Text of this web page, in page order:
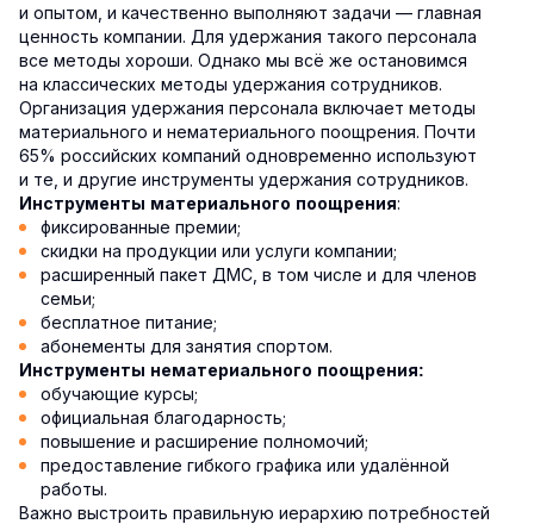
и опытом, и качественно выполняют задачи — главная
ценность компании. Для удержания такого персонала
все методы хороши. Однако мы всё же остановимся
на классических методы удержания сотрудников.
Организация удержания персонала включает методы
материального и нематериального поощрения. Почти
65% российских компаний одновременно используют
и те, и другие инструменты удержания сотрудников.
Инструменты материального поощрения:
фиксированные премии;
скидки на продукции или услуги компании;
расширенный пакет ДМС, в том числе и для членов
семьи;
бесплатное питание;
абонементы для занятия спортом.
Инструменты нематериального поощрения:
обучающие курсы;
официальная благодарность;
повышение и расширение полномочий;
предоставление гибкого графика или удалённой
работы.
Важно выстроить правильную иерархию потребностей